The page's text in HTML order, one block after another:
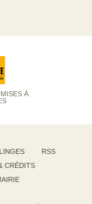
À
RSS
CRÉDITS